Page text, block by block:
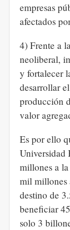
empresas
afectados
4) Frente a
neoliberal,
y fortalecer
desarrollar
producción
valor
Es por ello
Universidad
millones a
mil millones
destino de
beneficiar
solo 3